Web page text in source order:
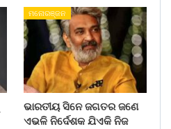
ମନୋରଞ୍ଜନ
ଭାରତୀୟ ସିନେ ଜଗତର ଜଣେ
ଏଭଳି ନିର୍ଦେଶକ ଯିଏକି ନିଜ